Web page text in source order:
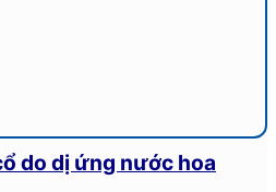
do dị ứng nước hoa